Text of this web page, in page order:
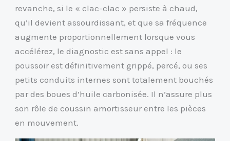
revanche, si le « clac-clac » persiste à chaud,
qu’il devient assourdissant, et que sa fréquence
augmente proportionnellement lorsque vous
accélérez, le diagnostic est sans appel : le
poussoir est définitivement grippé, percé, ou ses
petits conduits internes sont totalement bouchés
par des boues d’huile carbonisée. Il n’assure plus
son rôle de coussin amortisseur entre les pièces
en mouvement.